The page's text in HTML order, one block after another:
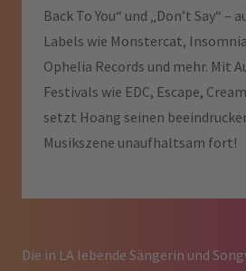
Back To You“ und „Don’t Say“
Labels wie Monstercat,
Ophelia Records und mehr. Mit
Festivals wie EDC, Escape,
setzt Hoang seinen
Musikszene unaufhaltsam fort!
Die in LA lebende Sängerin und